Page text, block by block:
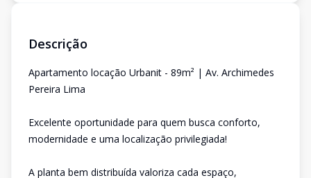
Descrição
Apartamento locação Urbanit - 89m² | Av. Archimedes
Pereira Lima
Excelente oportunidade para quem busca conforto,
modernidade e uma localização privilegiada!
A planta bem distribuída valoriza cada espaço,